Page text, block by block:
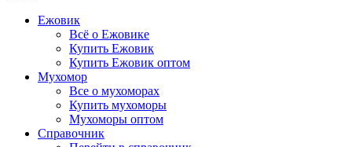
Ежовик
Всё о Ежовике
Купить Ежовик
Купить Ежовик оптом
Мухомор
Все о мухоморах
Купить мухоморы
Мухоморы оптом
Справочник